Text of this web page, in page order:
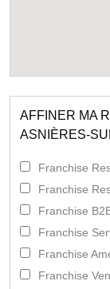
AFFINER MA
ASNIÈRES-
Franchise
Franchise
Franchise
Franchise
Franchise
Franchise